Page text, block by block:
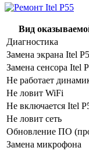
Вид
Диагностика
Замена экрана Itel
Замена сенсора Itel
Не работает
Не ловит WiFi
Не включается Itel
Не ловит сеть
Обновление ПО
Замена микрофона